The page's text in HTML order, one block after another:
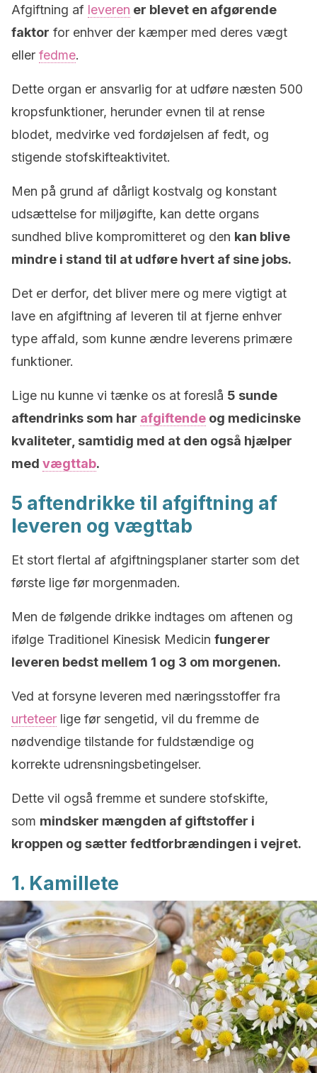
Afgiftning af leveren er blevet en afgørende
faktor for enhver der kæmper med deres vægt
eller fedme.
Dette organ er ansvarlig for at udføre næsten 500
kropsfunktioner, herunder evnen til at rense
blodet, medvirke ved fordøjelsen af fedt, og
stigende stofskifteaktivitet.
Men på grund af dårligt kostvalg og konstant
udsættelse for miljøgifte, kan dette organs
sundhed blive kompromitteret og den kan blive
mindre i stand til at udføre hvert af sine jobs.
Det er derfor, det bliver mere og mere vigtigt at
lave en afgiftning af leveren til at fjerne enhver
type affald, som kunne ændre leverens primære
funktioner.
Lige nu kunne vi tænke os at foreslå 5 sunde
aftendrinks som har afgiftende og medicinske
kvaliteter, samtidig med at den også hjælper
med vægttab.
5 aftendrikke til afgiftning af
leveren og vægttab
Et stort flertal af afgiftningsplaner starter som det
første lige før morgenmaden.
Men de følgende drikke indtages om aftenen og
ifølge Traditionel Kinesisk Medicin fungerer
leveren bedst mellem 1 og 3 om morgenen.
Ved at forsyne leveren med næringsstoffer fra
urteteer lige før sengetid, vil du fremme de
nødvendige tilstande for fuldstændige og
korrekte udrensningsbetingelser.
Dette vil også fremme et sundere stofskifte,
som mindsker mængden af giftstoffer i
kroppen og sætter fedtforbrændingen i vejret.
1. Kamillete